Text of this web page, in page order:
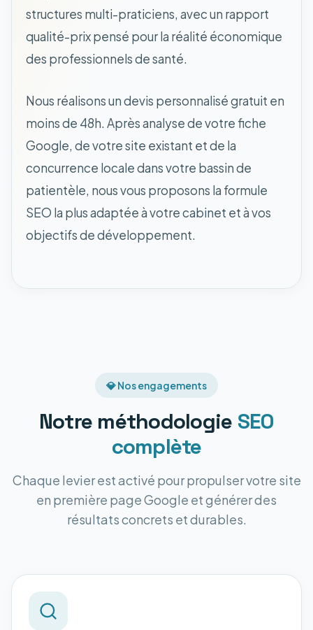
structures multi-praticiens, avec un rapport
qualité-prix pensé pour la réalité économique
des professionnels de santé.
Nous réalisons un devis personnalisé gratuit en
moins de 48h. Après analyse de votre fiche
Google, de votre site existant et de la
concurrence locale dans votre bassin de
patientèle, nous vous proposons la formule
SEO la plus adaptée à votre cabinet et à vos
objectifs de développement.
💎 Nos engagements
Notre méthodologie SEO
complète
Chaque levier est activé pour propulser votre site
en première page Google et générer des
résultats concrets et durables.